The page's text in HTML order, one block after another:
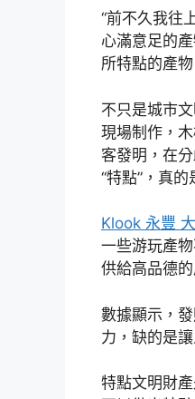
“前不久我往
心滿意足的
所特點的產
不只是城市
現場制作，
客發明，在
“特點”，真
Klook 永豐
一些游玩產
供給高品德
數據顯示，
力，缺的是
特點文明財